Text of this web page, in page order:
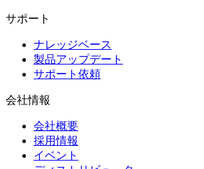
サポート
ナレッジベース
製品アップデート
サポート依頼
会社情報
会社概要
採用情報
イベント